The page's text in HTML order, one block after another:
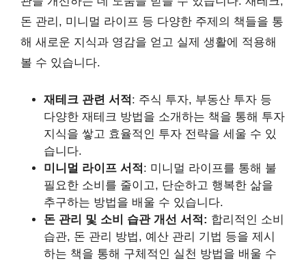
돈 관리, 미니멀 라이프 등 다양한 주제의 책들을 통
해 새로운 지식과 영감을 얻고 실제 생활에 적용해
볼 수 있습니다.
재테크 관련 서적 : 주식 투자, 부동산 투자 등
다양한 재테크 방법을 소개하는 책을 통해 투자
지식을 쌓고 효율적인 투자 전략을 세울 수 있
습니다.
미니멀 라이프 서적 : 미니멀 라이프를 통해 불
필요한 소비를 줄이고, 단순하고 행복한 삶을
추구하는 방법을 배울 수 있습니다.
돈 관리 및 소비 습관 개선 서적: 합리적인 소비
습관, 돈 관리 방법, 예산 관리 기법 등을 제시
하는 책을 통해 구체적인 실천 방법을 배울 수